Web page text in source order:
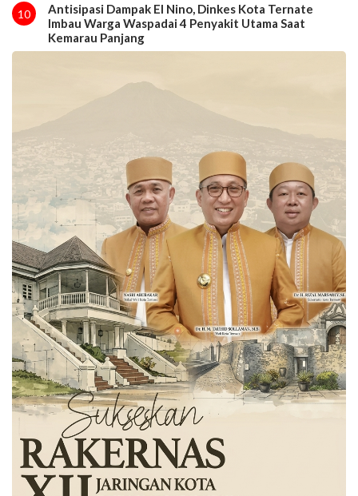
10
Antisipasi Dampak El Nino, Dinkes Kota Ternate
Imbau Warga Waspadai 4 Penyakit Utama Saat
Kemarau Panjang